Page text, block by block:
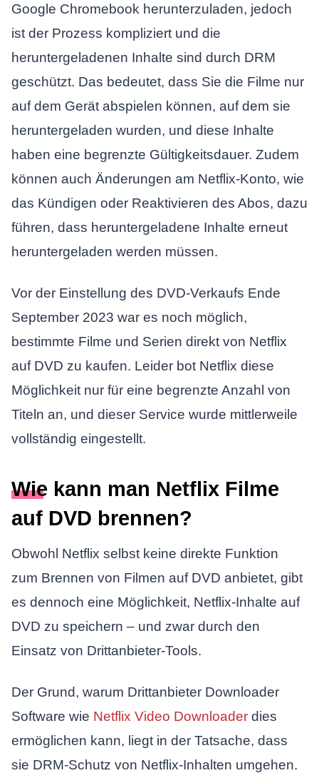
Google Chromebook herunterzuladen, jedoch
ist der Prozess kompliziert und die
heruntergeladenen Inhalte sind durch DRM
geschützt. Das bedeutet, dass Sie die Filme nur
auf dem Gerät abspielen können, auf dem sie
heruntergeladen wurden, und diese Inhalte
haben eine begrenzte Gültigkeitsdauer. Zudem
können auch Änderungen am Netflix-Konto, wie
das Kündigen oder Reaktivieren des Abos, dazu
führen, dass heruntergeladene Inhalte erneut
heruntergeladen werden müssen.
Vor der Einstellung des DVD-Verkaufs Ende
September 2023 war es noch möglich,
bestimmte Filme und Serien direkt von Netflix
auf DVD zu kaufen. Leider bot Netflix diese
Möglichkeit nur für eine begrenzte Anzahl von
Titeln an, und dieser Service wurde mittlerweile
vollständig eingestellt.
Wie kann man Netflix Filme
auf DVD brennen?
Obwohl Netflix selbst keine direkte Funktion
zum Brennen von Filmen auf DVD anbietet, gibt
es dennoch eine Möglichkeit, Netflix-Inhalte auf
DVD zu speichern – und zwar durch den
Einsatz von Drittanbieter-Tools.
Der Grund, warum Drittanbieter Downloader
Software wie Netflix Video Downloaderdies
ermöglichen kann, liegt in der Tatsache, dass
sie DRM-Schutz von Netflix-Inhalten umgehen.